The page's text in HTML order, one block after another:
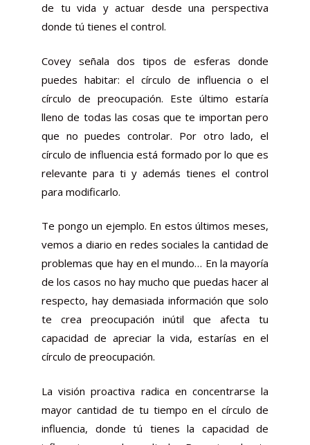
de tu vida y actuar desde una perspectiva
donde tú tienes el control.
Covey señala dos tipos de esferas donde
puedes habitar: el círculo de influencia o el
círculo de preocupación. Este último estaría
lleno de todas las cosas que te importan pero
que no puedes controlar. Por otro lado, el
círculo de influencia está formado por lo que es
relevante para ti y además tienes el control
para modificarlo.
Te pongo un ejemplo. En estos últimos meses,
vemos a diario en redes sociales la cantidad de
problemas que hay en el mundo… En la mayoría
de los casos no hay mucho que puedas hacer al
respecto, hay demasiada información que solo
te crea preocupación inútil que afecta tu
capacidad de apreciar la vida, estarías en el
círculo de preocupación.
La visión proactiva radica en concentrarse la
mayor cantidad de tu tiempo en el círculo de
influencia, donde tú tienes la capacidad de